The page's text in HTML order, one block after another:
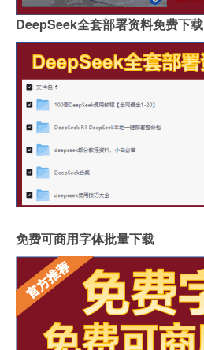
DeepSeek全套部署资料免费下载
免费可商用字体批量下载